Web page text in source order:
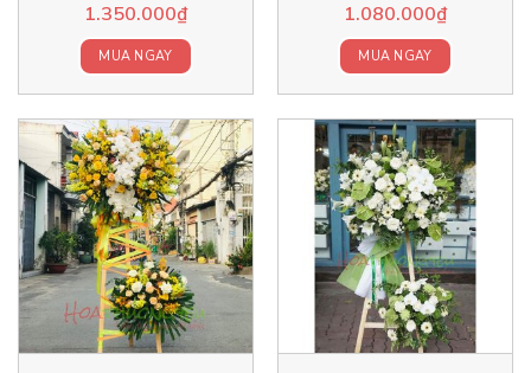
1.350.000₫
MUA NGAY
1.080.000₫
MUA NGAY